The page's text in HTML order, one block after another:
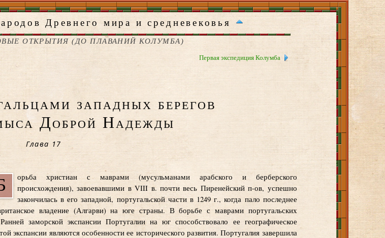
Древнего мира и средневековья
ОТКРЫТИЯ (ДО ПЛАВАНИЙ КОЛУМБА)
Первая экспедиция Колумба
западных берегов
Доброй Надежды
Глава 17
орьба христиан с маврами (мусульманами арабского и берберского
происхождения), завоевавшими в VIII в. почти весь Пиренейский п-ов, успешно
закончилась в его западной, португальской части в 1249 г., когда пало последнее
владение (Алгарви) на юге страны. В борьбе с маврами португальских
заморской экспансии Португалии на юг способствовало ее географическое
являются особенности ее исторического развития. Португалия завершила